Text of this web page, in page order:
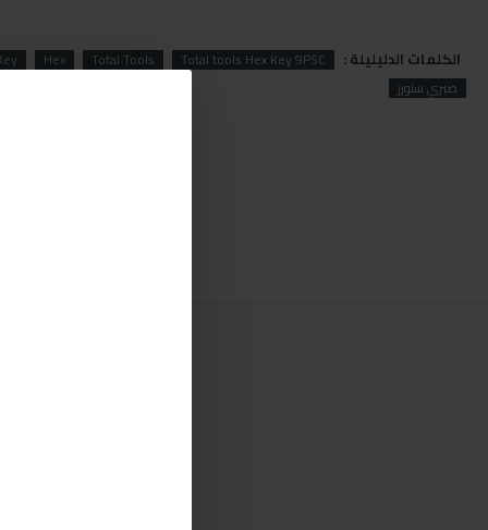
الكلمات الدليليلة : Total tools Hex Key 9PSC
Total Tools
Hex
صبري ستورز